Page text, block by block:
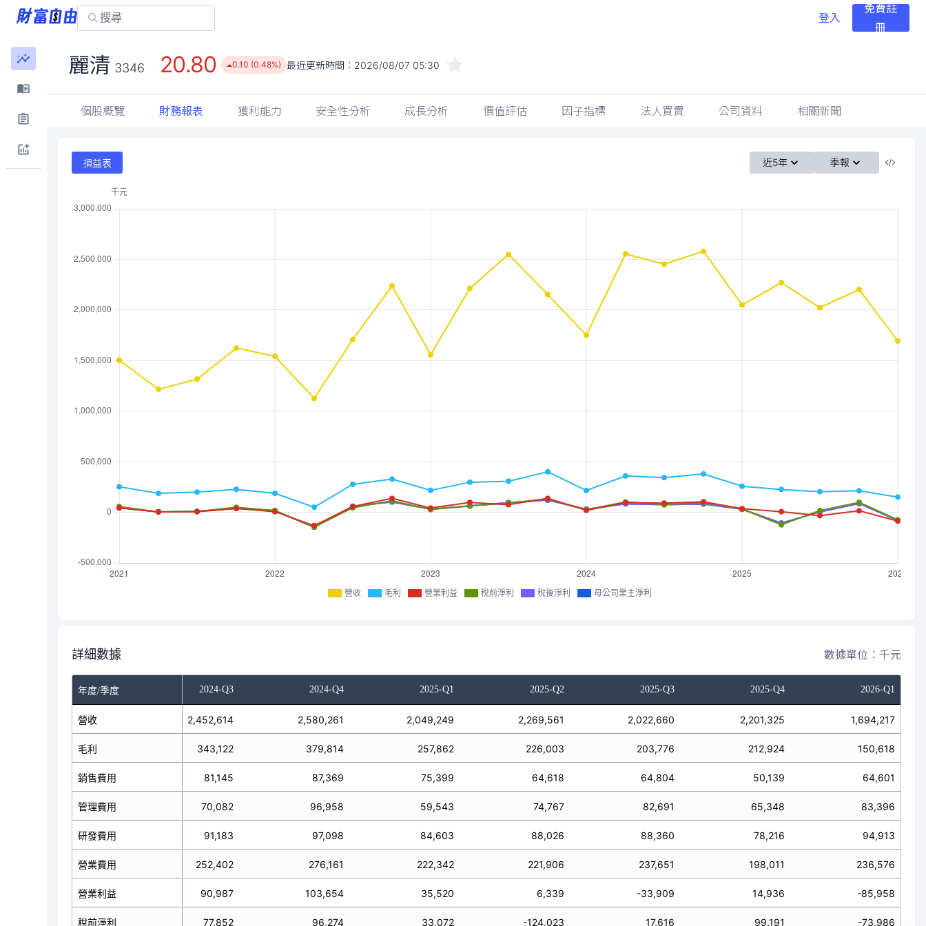
登入
免費註
冊
麗清 3346 20.80 0.10 (0.48%) 最近更新時間： 2026/08/07 05:30
個股概覽 財務報表 獲利能力 安全性分析 成長分析 價值評估 因子指標 法人買賣 公司資料 相關新聞
損益表 近5年 季報
營收 毛利 營業利益 稅前淨利 稅後淨利 母公司業主淨利
詳細數據 數據單位：千元
年度/季度
2024-Q2 2024-Q3 2024-Q4 2025-Q1 2025-Q2 2025-Q3 2025-Q4 2026-Q1
營收
毛利
銷售費用
管理費用
研發費用
營業費用
營業利益
稅前淨利
2,553,897 2,452,614 2,580,261 2,049,249 2,269,561 2,022,660 2,201,325 1,694,217
360,024 343,122 379,814 257,862 226,003 203,776 212,924 150,618
74,794 81,145 87,369 75,399 64,618 64,804 50,139 64,601
73,450 70,082 96,958 59,543 74,767 82,691 65,348 83,396
116,007 91,183 97,098 84,603 88,026 88,360 78,216 94,913
262,545 252,402 276,161 222,342 221,906 237,651 198,011 236,576
97,479 90,987 103,654 35,520 6,339 -33,909 14,936 -85,958
102,104 77,852 96,274 33,072 -124,023 17,616 99,191 -73,986